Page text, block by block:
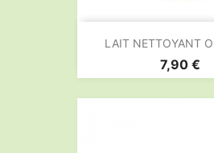
LAIT NETTOYANT
Prix
7,90 €